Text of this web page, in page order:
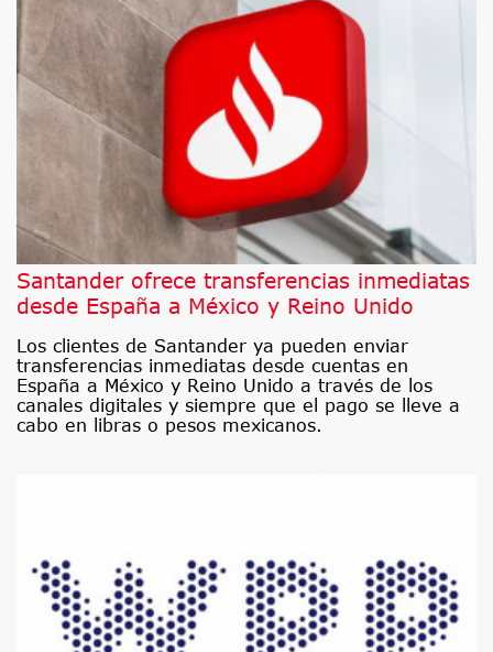
Santander ofrece transferencias inmediatas
desde España a México y Reino Unido
Los clientes de Santander ya pueden enviar
transferencias inmediatas desde cuentas en
España a México y Reino Unido a través de los
canales digitales y siempre que el pago se lleve a
cabo en libras o pesos mexicanos.